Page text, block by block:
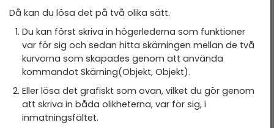
Då kan du lösa det på två olika sätt.
Du kan först skriva in högerlederna som funktioner
var för sig och sedan hitta skärningen mellan de två
kurvorna som skapades genom att använda
kommandot Skärning(Objekt, Objekt).
Eller lösa det grafiskt som ovan, vilket du gör genom
att skriva in båda olikheterna, var för sig, i
inmatningsfältet.